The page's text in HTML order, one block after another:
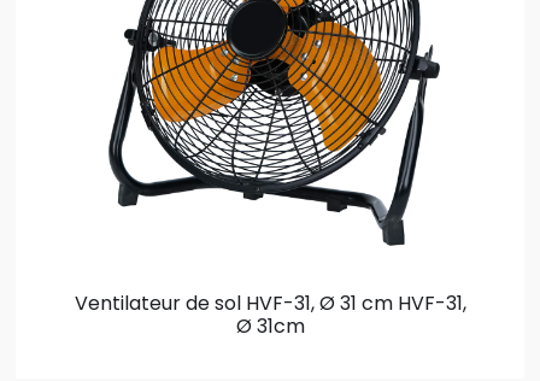
Ventilateur de sol HVF-31, Ø 31 cm HVF-31,
Ø 31cm